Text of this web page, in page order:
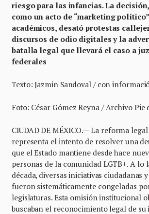
riesgo para las infancias. La
como un acto de “marketing
académicos, desató protestas
discursos de odio digitales y la
batalla legal que llevará el caso a
federales
Texto: Jazmin Sandoval / con
Foto: César Gómez Reyna / Archivo Pie
CIUDAD DE MÉXICO.— La reforma
representa el intento de resolver una
que el Estado mantiene desde hace
personas de la comunidad LGTB+. A lo
década, diversas iniciativas ciudadanas
fueron sistemáticamente congeladas
legislaturas. Esta omisión institucional
buscaban el reconocimiento legal de su